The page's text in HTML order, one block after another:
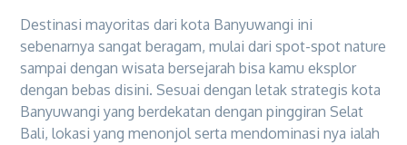
Destinasi mayoritas dari kota Banyuwangi ini
sebenarnya sangat beragam, mulai dari spot-spot nature
sampai dengan wisata bersejarah bisa kamu eksplor
dengan bebas disini. Sesuai dengan letak strategis kota
Banyuwangi yang berdekatan dengan pinggiran Selat
Bali, lokasi yang menonjol serta mendominasi nya ialah